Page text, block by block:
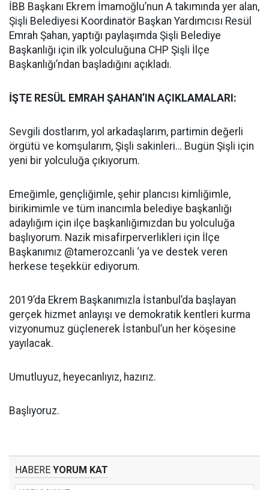
İBB Başkanı Ekrem İmamoğlu’nun A takımında yer alan,
Şişli Belediyesi Koordinatör Başkan Yardımcısı Resül
Emrah Şahan, yaptığı paylaşımda Şişli Belediye
Başkanlığı için ilk yolculuğuna CHP Şişli İlçe
Başkanlığı’ndan başladığını açıkladı.
İŞTE RESÜL EMRAH ŞAHAN’IN AÇIKLAMALARI:
Sevgili dostlarım, yol arkadaşlarım, partimin değerli
örgütü ve komşularım, Şişli sakinleri… Bugün Şişli için
yeni bir yolculuğa çıkıyorum.
Emeğimle, gençliğimle, şehir plancısı kimliğimle,
birikimimle ve tüm inancımla belediye başkanlığı
adaylığım için ilçe başkanlığımızdan bu yolculuğa
başlıyorum. Nazik misafirperverlikleri için İlçe
Başkanımız @tamerozcanli ‘ya ve destek veren
herkese teşekkür ediyorum.
2019’da Ekrem Başkanımızla İstanbul’da başlayan
gerçek hizmet anlayışı ve demokratik kentleri kurma
vizyonumuz güçlenerek İstanbul’un her köşesine
yayılacak.
Umutluyuz, heyecanlıyız, hazırız.
Başlıyoruz.
HABERE YORUM KAT